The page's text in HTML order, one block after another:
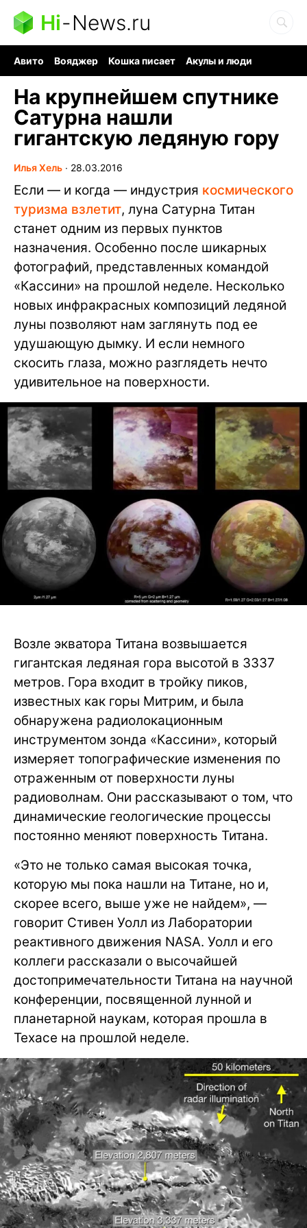
Hi-News.ru
Авито Вояджер Кошка писает
Акулы и люди
На крупнейшем спутнике
Сатурна нашли
гигантскую ледяную гору
Илья Хель ∙ 28.03.2016
Если — и когда — индустрия космического
туризма взлетит, луна Сатурна Титан
станет одним из первых пунктов
назначения. Особенно после шикарных
фотографий, представленных командой
«Кассини» на прошлой неделе. Несколько
новых инфракрасных композиций ледяной
луны позволяют нам заглянуть под ее
удушающую дымку. И если немного
скосить глаза, можно разглядеть нечто
удивительное на поверхности.
Возле экватора Титана возвышается
гигантская ледяная гора высотой в 3337
метров. Гора входит в тройку пиков,
известных как горы Митрим, и была
обнаружена радиолокационным
инструментом зонда «Кассини», который
измеряет топографические изменения по
отраженным от поверхности луны
радиоволнам. Они рассказывают о том, что
динамические геологические процессы
постоянно меняют поверхность Титана.
«Это не только самая высокая точка,
которую мы пока нашли на Титане, но и,
скорее всего, выше уже не найдем», —
говорит Стивен Уолл из Лаборатории
реактивного движения NASA. Уолл и его
коллеги рассказали о высочайшей
достопримечательности Титана на научной
конференции, посвященной лунной и
планетарной наукам, которая прошла в
Техасе на прошлой неделе.